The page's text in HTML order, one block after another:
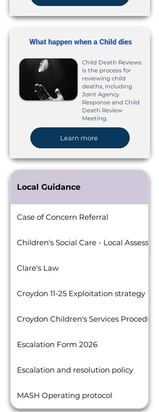
What happen when a Child dies
Child Death Reviews
is the process for
reviewing child
deaths, including
Joint Agency
Response and Child
Death Review
Meeting.
Learn more
Local Guidance
Case of Concern Referral
Children's Social Care - Local
Clare's Law
Croydon 11-25 Exploitation strategy
Croydon Children's Services Procedure
Escalation Form 2026
Escalation and resolution policy
MASH Operating protocol